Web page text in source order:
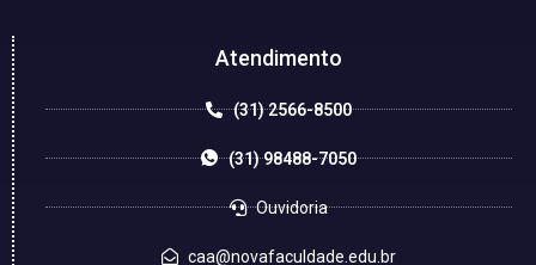
Atendimento
(31) 2566-8500
(31) 98488-7050
Ouvidoria
caa@novafaculdade.edu.br